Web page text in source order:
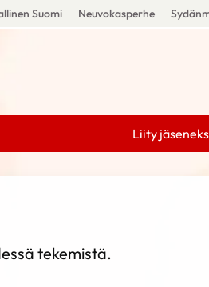
Suomi Neuvokasperhe
Liity
tekemistä.